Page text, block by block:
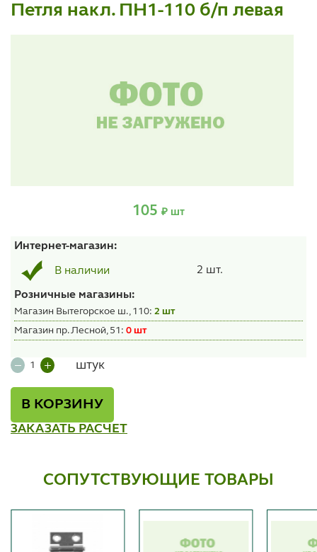
Петля накл. ПН1-110 б/п левая
105 ₽ шт
Интернет-магазин:
В наличии 2 шт.
Розничные магазины:
Магазин Вытегорское ш., 110: 2 шт
Магазин пр. Лесной, 51: 0 шт
штук
В КОРЗИНУ
ЗАКАЗАТЬ РАСЧЕТ
СОПУТСТВУЮЩИЕ ТОВАРЫ